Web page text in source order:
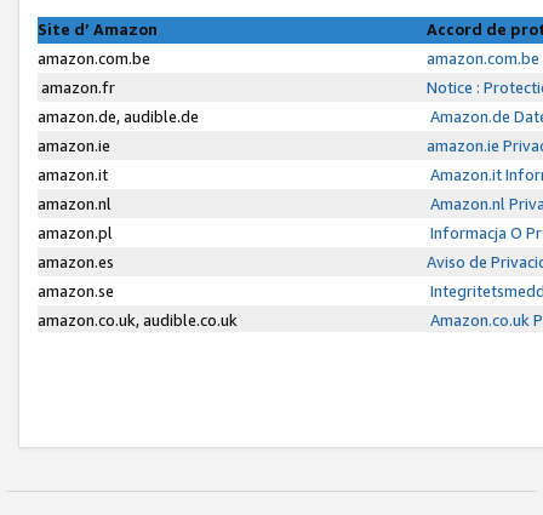
Site d’ Amazon
Accord de
amazon.com.be
amazon.fr
Notice :
amazon.de, audible.de
Amazon.de
amazon.ie
amazon.ie
amazon.it
Amazon.it
amazon.nl
Amazon.nl
amazon.pl
Informacja O
amazon.es
Aviso de
amazon.se
amazon.co.uk, audible.co.uk
Amazon.co.uk